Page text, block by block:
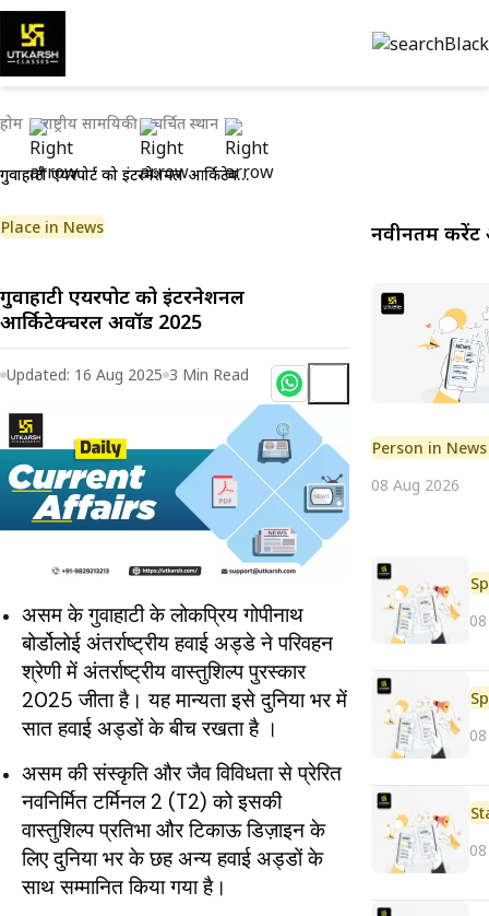
होम राष्ट्रीय सामयिकी चर्चित स्थान
गुवाहाटी एयरपोर्ट को इंटरनेशनल आर्किटेक्चरल अवॉर्ड 2025
Place in News
गुवाहाटी एयरपोर्ट को इंटरनेशनल
आर्किटेक्चरल अवॉर्ड 2025
Updated: 16 Aug 2025 3 Min Read
असम के गुवाहाटी के लोकप्रिय गोपीनाथ
बोर्डोलोई अंतर्राष्ट्रीय हवाई अड्डे ने परिवहन
श्रेणी में अंतर्राष्ट्रीय वास्तुशिल्प पुरस्कार
2025 जीता है। यह मान्यता इसे दुनिया भर में
सात हवाई अड्डों के बीच रखता है ।
असम की संस्कृति और जैव विविधता से प्रेरित
नवनिर्मित टर्मिनल 2 (T2) को इसकी
वास्तुशिल्प प्रतिभा और टिकाऊ डिज़ाइन के
लिए दुनिया भर के छह अन्य हवाई अड्डों के
साथ सम्मानित किया गया है।
नवीनतम करेंट
Person in News
08 Aug 2026